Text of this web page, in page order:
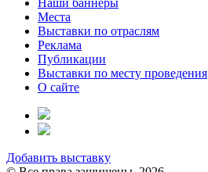
Места
Выставки по отраслям
Реклама
Публикации
Выставки по месту проведения
О сайте
Добавить выставку